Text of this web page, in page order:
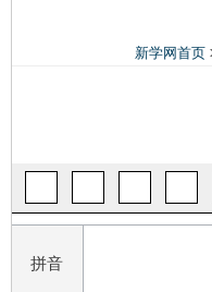
新学网首页
拼音